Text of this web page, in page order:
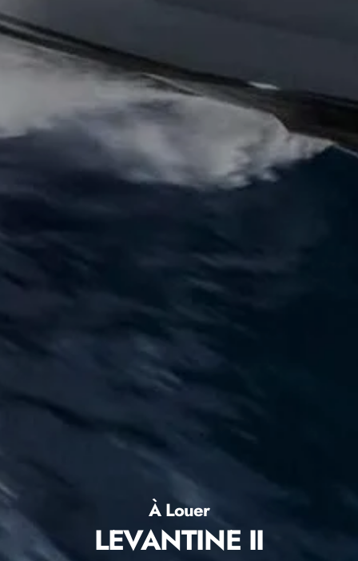
À Louer
LEVANTINE II